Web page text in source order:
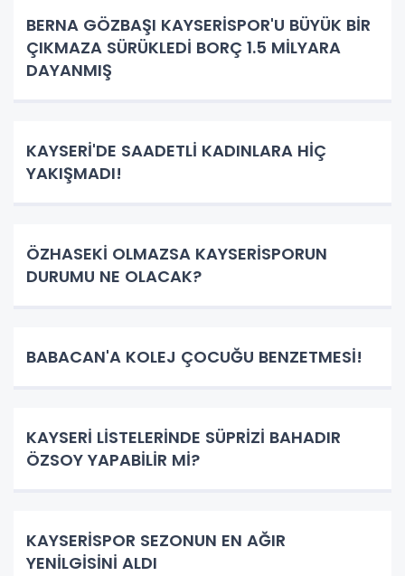
BERNA GÖZBAŞI KAYSERİSPOR'U BÜYÜK BİR
ÇIKMAZA SÜRÜKLEDİ BORÇ 1.5 MİLYARA
DAYANMIŞ
KAYSERİ'DE SAADETLİ KADINLARA HİÇ
YAKIŞMADI!
ÖZHASEKİ OLMAZSA KAYSERİSPORUN
DURUMU NE OLACAK?
BABACAN'A KOLEJ ÇOCUĞU BENZETMESİ!
KAYSERİ LİSTELERİNDE SÜPRİZİ BAHADIR
ÖZSOY YAPABİLİR Mİ?
KAYSERİSPOR SEZONUN EN AĞIR
YENİLGİSİNİ ALDI